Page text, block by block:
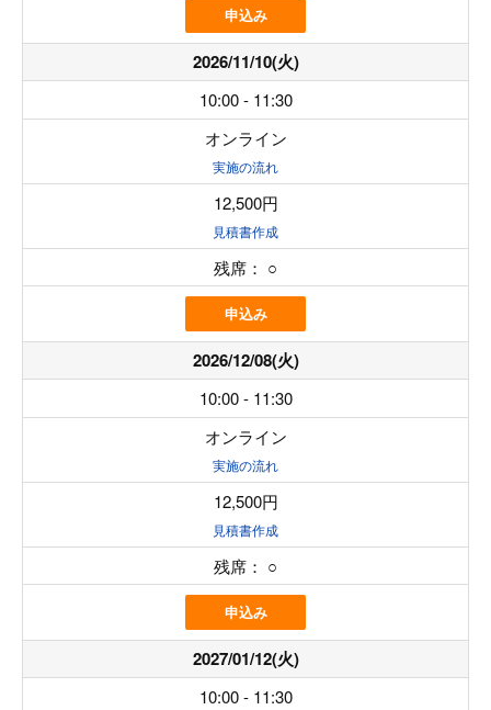
申込み
2026/11/10(火)
10:00 - 11:30
オンライン
実施の流れ
12,500円
見積書作成
残席： ○
申込み
2026/12/08(火)
10:00 - 11:30
オンライン
実施の流れ
12,500円
見積書作成
残席： ○
申込み
2027/01/12(火)
10:00 - 11:30